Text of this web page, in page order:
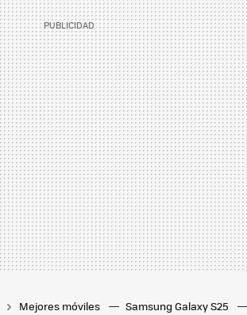
Mejores móviles Samsung Galaxy S25